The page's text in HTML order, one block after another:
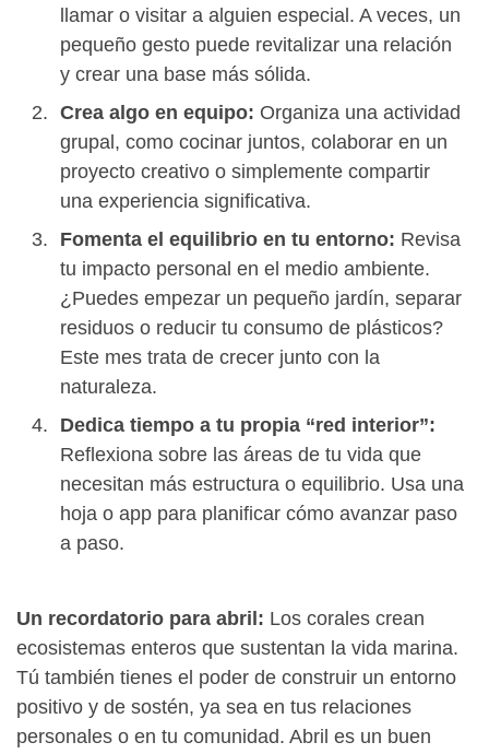
llamar o visitar a alguien especial. A veces, un
pequeño gesto puede revitalizar una relación
y crear una base más sólida.
Crea algo en equipo: Organiza una actividad
grupal, como cocinar juntos, colaborar en un
proyecto creativo o simplemente compartir
una experiencia significativa.
Fomenta el equilibrio en tu entorno: Revisa
tu impacto personal en el medio ambiente.
¿Puedes empezar un pequeño jardín, separar
residuos o reducir tu consumo de plásticos?
Este mes trata de crecer junto con la
naturaleza.
Dedica tiempo a tu propia “red interior”:
Reflexiona sobre las áreas de tu vida que
necesitan más estructura o equilibrio. Usa una
hoja o app para planificar cómo avanzar paso
a paso.
Un recordatorio para abril: Los corales crean
ecosistemas enteros que sustentan la vida marina.
Tú también tienes el poder de construir un entorno
positivo y de sostén, ya sea en tus relaciones
personales o en tu comunidad. Abril es un buen